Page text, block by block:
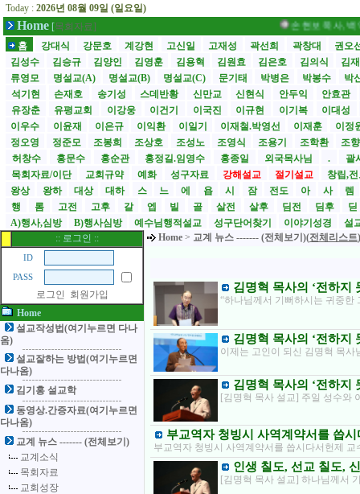
Today : 2026년 08월 09일 (일요일)
Home [목회자료]
손현보 목사, 백악관에서
홈
강대식 강문호 계강현 고신일 고재성 곽선희 곽창대
권오
김성수
김승규 김양인 김영훈 김용혁 김원효 김은호 김의식
김
류영모
명설교(A) 명설교(B) 명설교(C) 문기태 박병은 박봉수
박
석기현
손재호 송기성 스데반황 신만교 신현식 안두익
안효관
유장춘
유평교회 이강웅 이건기 이국진 이규현 이기복
이대성
이우수
이윤재 이은규 이익환 이일기 이재철.박영선 이재훈
이정
정오영
정준모 조봉희 조상호 조성노 조영식 조용기 조학환
조
허창수
홍문수 홍순관 홍정길.임영수 홍종일 외국목사님 .
괄
목회자료/이단
교회규약 예화 성구자료 강해설교 절기설교
창립,
왕상
왕하 대상 대하 스 느 에 욥 시 잠 전도 아 사
렘
행
롬 고전 고후 갈 엡 빌 골 살전 살후 딤전 딤후
딛
A)행사,심방
B)행사심방 예수님행적설교 성구단어찾기 이야기성경
설
:: 로그인 ::
ID
PASS
로그인
회원가입
Home
설교작성법(여기누르면 다나
옴)
설교잘하는 방법(여기누르면
다나옴)
김기홍 설교학
동영상.간증자료(여기누르면
다나옴)
교계 뉴스 ------- (전체보기)
교계소식
목회자료
교회성장
Home > 교계 뉴스 ------- (전체보기)(전체리스트)
김명혁 목사의 ‘전하지
“하나님께서 기뻐하시는 귀중한
김명혁 목사의 ‘전하지
이제는 고인이 되신 김명혁 목
김명혁 목사의 ‘전하지
[김명혁 목사 설교] 주일 성수와
부교역자 청빙시 사역계약서를 씁시
부교역자 청빙시 사역계약서를 씁시다서헌제
인생 칠도, 선교 칠도,
[김명혁 목사 설교] 하나님께서